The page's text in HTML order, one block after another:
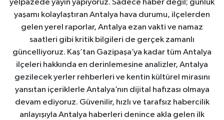
yelpazede yayın yapıyoruz. Sadece haber değil; günlük
yaşamı kolaylaştıran Antalya hava durumu, ilçelerden
gelen yerel raporlar, Antalya ezan vakti ve namaz
saatleri gibi kritik bilgileri de gerçek zamanlı
güncelliyoruz. Kaş’tan Gazipaşa’ya kadar tüm Antalya
ilçeleri hakkında en derinlemesine analizler, Antalya
gezilecek yerler rehberleri ve kentin kültürel mirasını
yansıtan içeriklerle Antalya’nın dijital hafızası olmaya
devam ediyoruz. Güvenilir, hızlı ve tarafsız habercilik
anlayışıyla Antalya haberleri denince akla gelen ilk